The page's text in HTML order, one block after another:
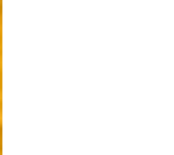
Navigation
l’article